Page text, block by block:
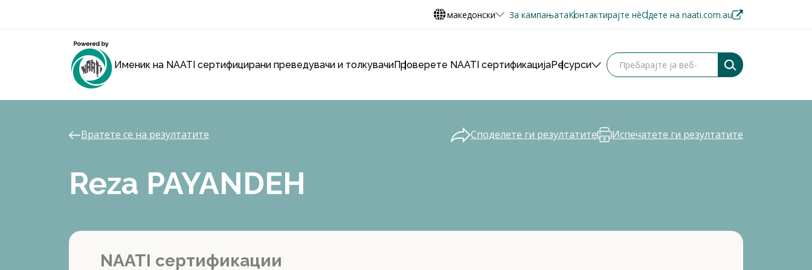
македонски За кампањатаКонтактирајте нèОдете на naati.com.au
Именик на NAATI сертифицирани преведувачи и толкувачиПроверете NAATI сертификацијаРесурси
Вратете се на резултатите Споделете ги резултатите Испечатете ги резултатите
Reza PAYANDEH
NAATI сертификации